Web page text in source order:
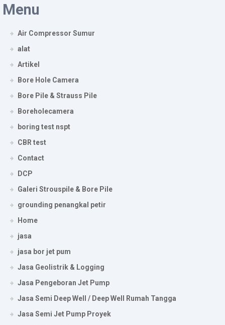
Menu
Air Compressor Sumur
alat
Artikel
Bore Hole Camera
Bore Pile & Strauss Pile
Boreholecamera
boring test nspt
CBR test
Contact
DCP
Galeri Strouspile & Bore Pile
grounding penangkal petir
Home
jasa
jasa bor jet pum
Jasa Geolistrik & Logging
Jasa Pengeboran Jet Pump
Jasa Semi Deep Well / Deep Well Rumah Tangga
Jasa Semi Jet Pump Proyek